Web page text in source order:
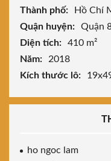
Thành phố:
Hồ Chí
Quận huyện:
Quận
Diện tích:
410 m²
Năm:
2018
Kích thước lô:
ho ngoc lam